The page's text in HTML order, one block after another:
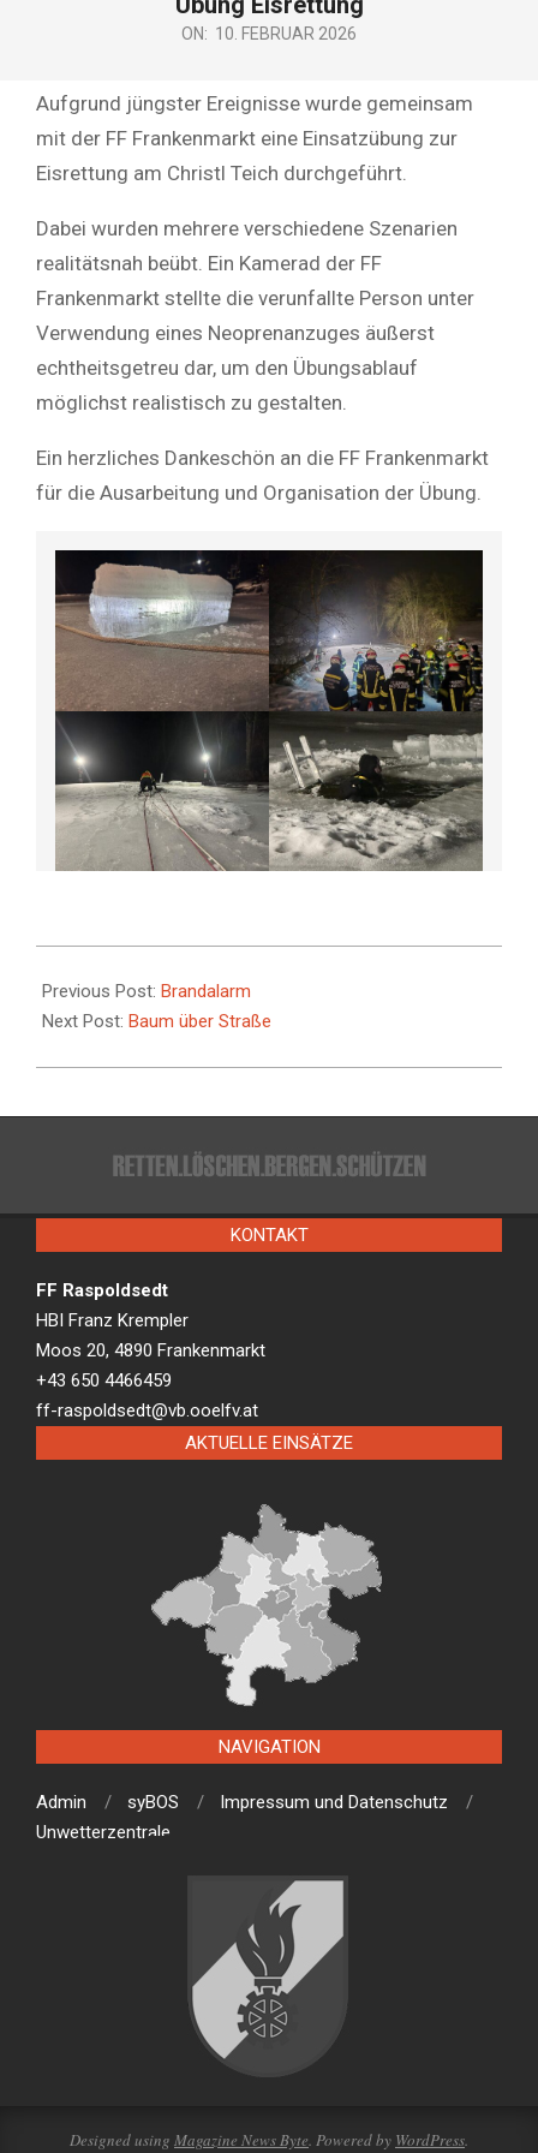
ON: 10. FEBRUAR 2026
Aufgrund jüngster Ereignisse wurde gemeinsam
mit der FF Frankenmarkt eine Einsatzübung zur
Eisrettung am Christl Teich durchgeführt.
Dabei wurden mehrere verschiedene Szenarien
realitätsnah beübt. Ein Kamerad der FF
Frankenmarkt stellte die verunfallte Person unter
Verwendung eines Neoprenanzuges äußerst
echtheitsgetreu dar, um den Übungsablauf
möglichst realistisch zu gestalten.
Ein herzliches Dankeschön an die FF Frankenmarkt
für die Ausarbeitung und Organisation der Übung.
02-
10
Previous Post: Brandalarm
Next Post: Baum über Straße
KONTAKT
FF Raspoldsedt
HBI Franz Krempler
Moos 20, 4890 Frankenmarkt
+43 650 4466459
ff-raspoldsedt@vb.ooelfv.at
AKTUELLE EINSÄTZE
NAVIGATION
Admin syBOS
Impressum und Datenschutz
Unwetterzentrale
Designed using Magazine News Byte. Powered by WordPress.